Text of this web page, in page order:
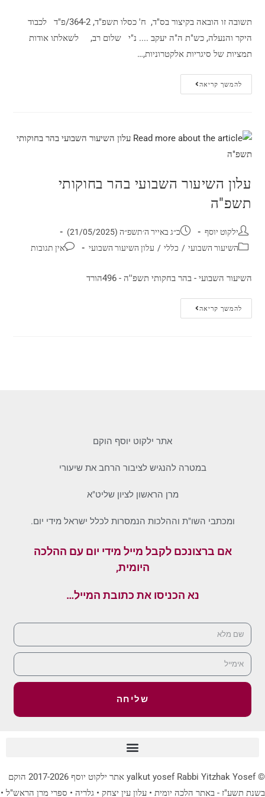
תשובה זו הובאה בקיצור בס"ד, ‏ ח' כסלו תשפ"ד, 364-2/פ"ד לכבוד
היקר והנעלה, כש"ת ה"ה יעקב .... נ"י שלום רב, לשאלתו אודות
תמציות של סיגריות אלקטרוניות,…
להמשך קריאה
עלון השיעור השבועי בהר בחוקותי
תשפ"ה
ילקוט יוסף
כ״ג באייר ה׳תשפ״ה (21/05/2025)
השיעור השבועי / כללי / עלון השיעור השבועי אין תגובות
השיעור השבועי - בהר בחקותי תשפ''ה - 496הורד
להמשך קריאה
אתר ילקוט יוסף הוקם
במטרה להנגיש לציבור הרחב את שיעורי
מרן הראשון לציון שליט"א
ומכתבי השו"ת וההלכות הנמסרות לכלל ישראל מידי יום.
אם ברצונכם לקבל מייל מידי יום עם ההלכה
היומית,
נא הכניסו את כתובת המייל…
שליחה
© yalkut yosef Rabbi Yitzhak Yosef אתר ילקוט יוסף 2017-2026 הוקם
בשנת תשע"ז - באתר הלכה יומית • עלון עין יצחק • גלריה • ספרי מרן הראש"ל •